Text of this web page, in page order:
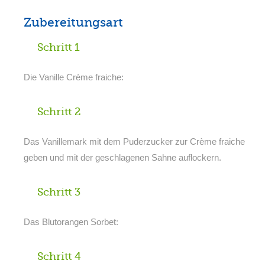
Zubereitungsart
Schritt 1
Die Vanille Crème fraiche:
Schritt 2
Das Vanillemark mit dem Puderzucker zur Crème fraiche
geben und mit der geschlagenen Sahne auflockern.
Schritt 3
Das Blutorangen Sorbet:
Schritt 4